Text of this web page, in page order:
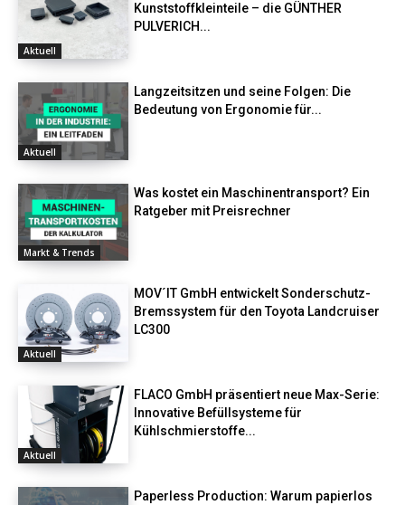
Aktuell
Kunststoffkleinteile – die GÜNTHER
PULVERICH...
Aktuell
Langzeitsitzen und seine Folgen: Die
Bedeutung von Ergonomie für...
Markt & Trends
Was kostet ein Maschinentransport? Ein
Ratgeber mit Preisrechner
Aktuell
MOV´IT GmbH entwickelt Sonderschutz-
Bremssystem für den Toyota Landcruiser
LC300
Aktuell
FLACO GmbH präsentiert neue Max-Serie:
Innovative Befüllsysteme für
Kühlschmierstoffe...
Paperless Production: Warum papierlos